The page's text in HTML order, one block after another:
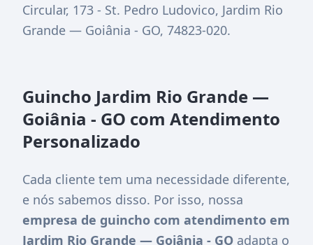
Circular, 173 - St. Pedro Ludovico, Jardim Rio
Grande — Goiânia - GO, 74823-020.
Guincho Jardim Rio Grande —
Goiânia - GO com Atendimento
Personalizado
Cada cliente tem uma necessidade diferente,
e nós sabemos disso. Por isso, nossa
empresa de guincho com atendimento em
Jardim Rio Grande — Goiânia - GO adapta o